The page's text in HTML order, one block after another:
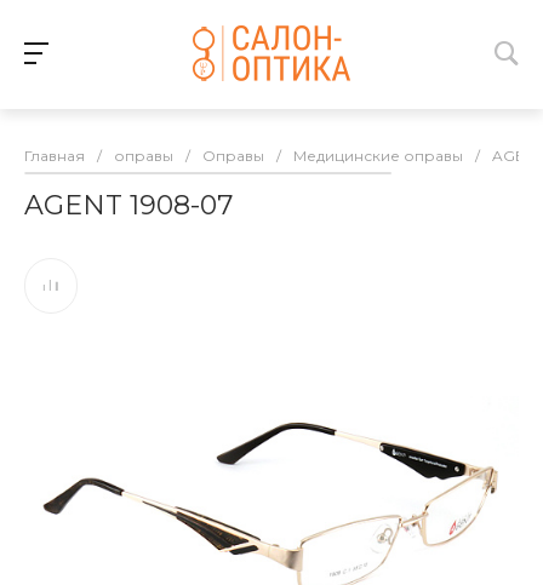
Главная / оправы / Оправы / Медицинские оправы / AGENT
AGENT 1908-07